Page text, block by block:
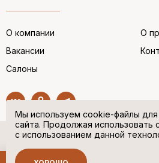
О компании
Вакансии
Салоны
О
© “НЕМЕЦКАЯ ОБУВЬ” 2017. Все права
Политика в отношении персональных
Мы используем cookie-файлы
сайта. Продолжая использовать
с использованием данной